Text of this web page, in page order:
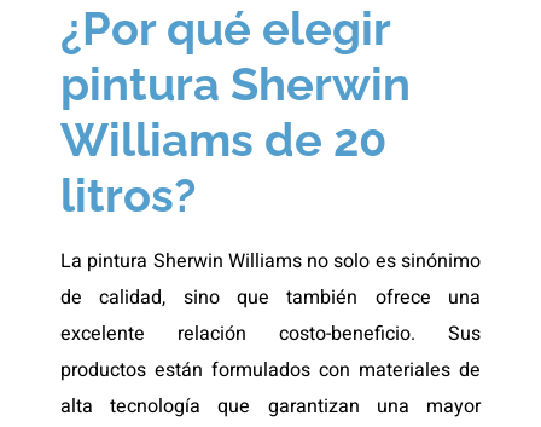
¿Por qué elegir
pintura Sherwin
Williams de 20
litros?
La pintura Sherwin Williams no solo es sinónimo
de calidad, sino que también ofrece una
excelente relación costo-beneficio. Sus
productos están formulados con materiales de
alta tecnología que garantizan una mayor